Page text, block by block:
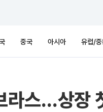
중국 아시아 유럽/
라스…상장